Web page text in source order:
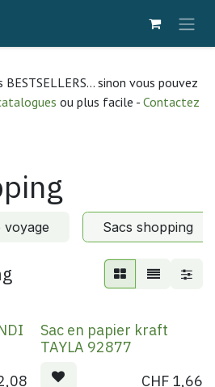
sinon vous pouvez
ou plus facile - Contactez
voyage Sacs shopping
Sac en papier kraft
TAYLA 92877
CHF 1,66